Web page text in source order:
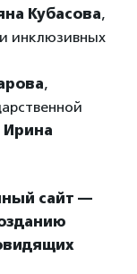
Кубасова,
инклюзивных
,
Ирина
сайт —